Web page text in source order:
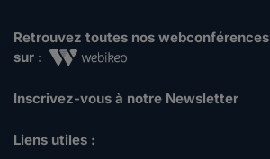
Retrouvez toutes nos webconférences
sur :
Inscrivez-vous à notre Newsletter
Liens utiles :